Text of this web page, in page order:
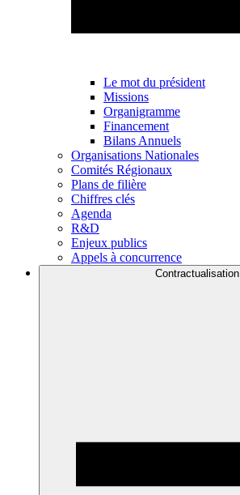
Le mot du président
Missions
Organigramme
Financement
Bilans Annuels
Organisations Nationales
Comités Régionaux
Plans de filière
Chiffres clés
Agenda
R&D
Enjeux publics
Appels à concurrence
Contractualisation